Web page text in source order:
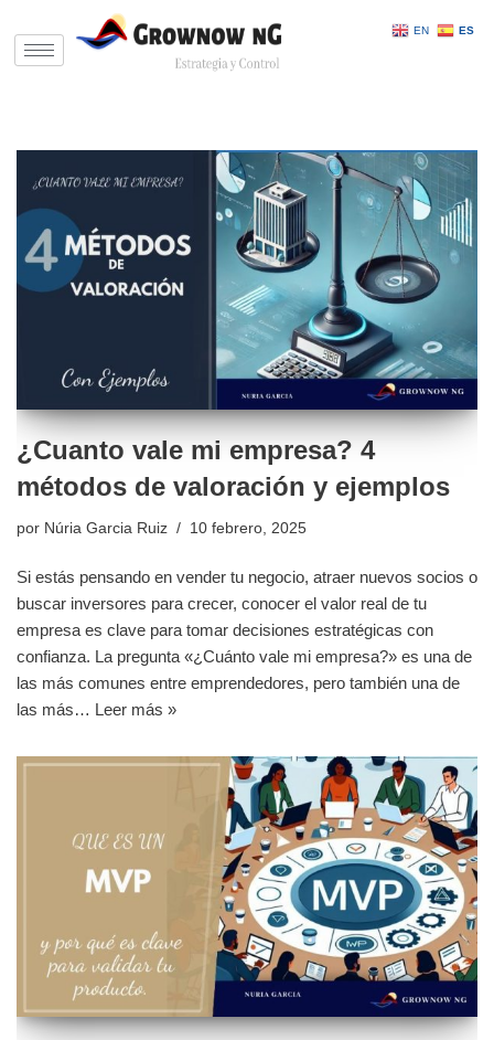
Saltar
¿Cuanto vale mi empresa? 4
métodos de valoración y ejemplos
por Núria Garcia Ruiz 10 febrero, 2025
Si estás pensando en vender tu negocio, atraer nuevos socios o
buscar inversores para crecer, conocer el valor real de tu
empresa es clave para tomar decisiones estratégicas con
confianza. La pregunta «¿Cuánto vale mi empresa?» es una de
las más comunes entre emprendedores, pero también una de
las más… Leer más »
EN ES